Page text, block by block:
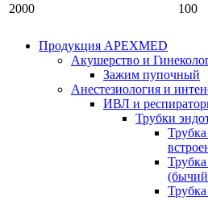
2000
100
Продукция APEXMED
Акушерство и
Зажим пупочный
Анестезиология и
ИВЛ и
Трубки
Трубка
Трубка